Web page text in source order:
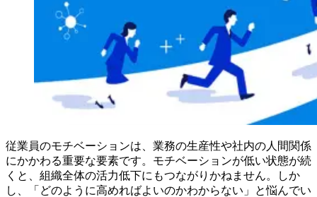
従業員のモチベーションは、業務の生産性や社内の人間関係
にかかわる重要な要素です。モチベーションが低い状態が続
くと、組織全体の活力低下にもつながりかねません。しか
し、「どのように高めればよいのかわからない」と悩んでい